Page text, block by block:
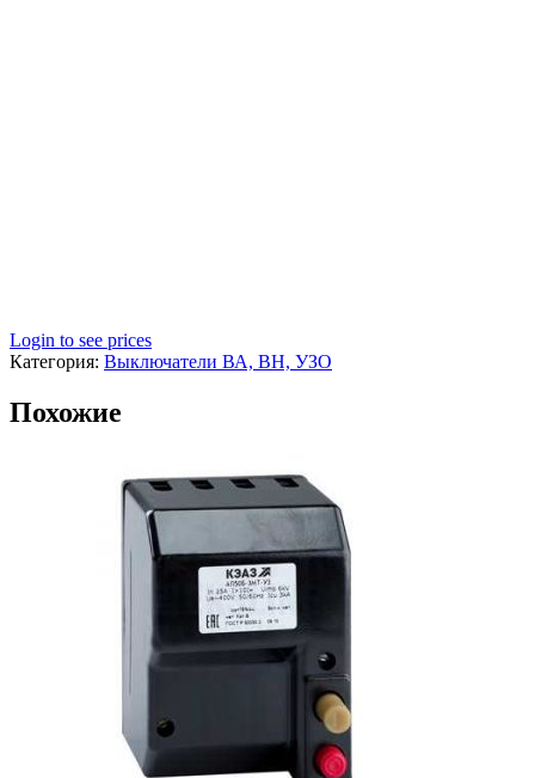
Login to see prices
Категория: Выключатели ВА, ВН, УЗО
Похожие